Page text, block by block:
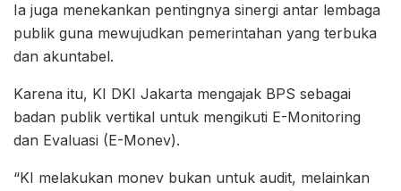
Ia juga menekankan pentingnya sinergi antar lembaga
publik guna mewujudkan pemerintahan yang terbuka
dan akuntabel.
Karena itu, KI DKI Jakarta mengajak BPS sebagai
badan publik vertikal untuk mengikuti E-Monitoring
dan Evaluasi (E-Monev).
“KI melakukan monev bukan untuk audit, melainkan